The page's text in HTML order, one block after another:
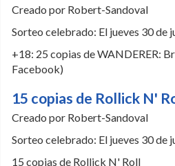
Creado por Robert-Sandoval
Sorteo celebrado: El jueves 30 de
+18: 25 copias de WANDERER:
Facebook)
15 copias de Rollick N'
Creado por Robert-Sandoval
Sorteo celebrado: El jueves 30 de
15 copias de Rollick N' Roll